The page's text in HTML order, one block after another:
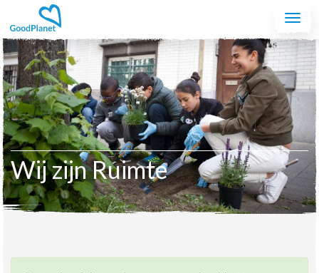
Spring naar de inhoud
Wij zijn Ruimte